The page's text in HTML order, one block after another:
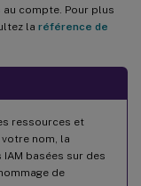
compte. Pour plus
la référence de
ressources et
nom, la
basées sur des
de